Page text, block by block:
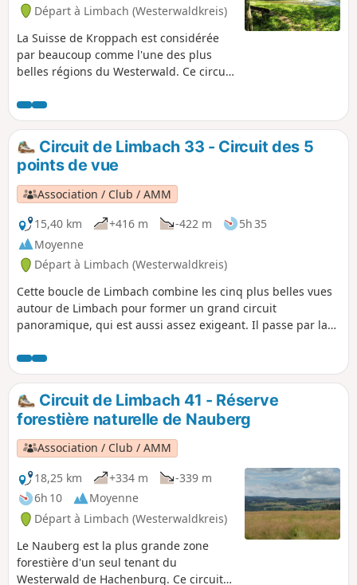
Départ à Limbach (Westerwaldkreis)
La Suisse de Kroppach est considérée
par beaucoup comme l'une des plus
belles régions du Westerwald. Ce circuit
tous les points forts de cette zone
protégée. Il passe par la Kunderter
Höhe dans la vallée du Lauterbach, par
Mörsbach et le point de vue Spitze Ley.
Le chemin descend ensuite vers la
Große Nister et le petit village
d'Alhausen, puis vers le « bout du
monde ». Via Idelberg, le circuit atteint
le vignoble de pierres « Steinsel » et
mène au coin allemand du Westerwald
avant de revenir à Limbach.
Circuit de Limbach 33 - Circuit des 5
points de vue
Association / Club / AMM
15,40 km
+416 m -422 m
5h 35
Moyenne
Départ à Limbach (Westerwaldkreis)
Cette boucle de Limbach combine les cinq plus belles vues
autour de Limbach pour former un grand circuit
panoramique, qui est aussi assez exigeant. Il passe par la
le Hartenberg et la formation rocheuse presque alpine de la
Hohe Ley, avant de rejoindre la mine d'ardoise médiévale
d'Assberg et le vénérable monastère de Marienstatt.
Circuit de Limbach 41 - Réserve
forestière naturelle de Nauberg
Association / Club / AMM
18,25 km
+334 m
-339 m
6h 10
Moyenne
Départ à Limbach (Westerwaldkreis)
Le Nauberg est la plus grande zone
forestière d'un seul tenant du
Westerwald de Hachenburg. Ce circuit